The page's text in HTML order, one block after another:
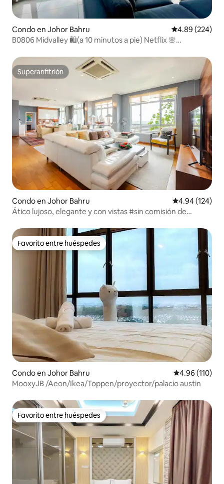
Condo en Johor Bahru Calificación
4.89 (224)
B0806 Midvalley 🛍(a 10 minutos a pie) Netflix 🌸
Superanfitrión
Superanfitrión
Condo en Johor Bahru Calificación
4.94 (124)
Ático lujoso, elegante y con vistas #sin comisión de
Favorito entre huéspedes
Favorito entre huéspedes
Condo en Johor Bahru Calificación
4.96 (110)
MooxyJB /Aeon/Ikea/Toppen/proyector/palacio austin
Favorito entre huéspedes
Favorito entre huéspedes